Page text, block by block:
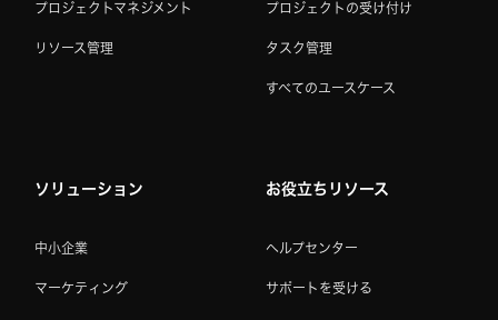
プロジェクトマネジメント
リソース管理
プロジェクトの受け付け
タスク管理
すべてのユースケース
ソリューション
中小企業
マーケティング
お役立ちリソース
ヘルプセンター
サポートを受ける